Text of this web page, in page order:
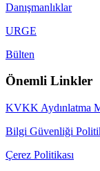
Danışmanlıklar
URGE
Bülten
Önemli Linkler
KVKK Aydınlatma
Bilgi Güvenliği
Çerez Politikası